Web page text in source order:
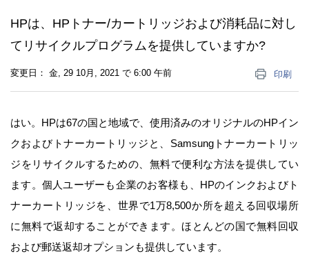
HPは、HPトナー/カートリッジおよび消耗品に対し
てリサイクルプログラムを提供していますか?
印刷
変更日： 金, 29 10月, 2021 で 6:00 午前
はい。 HPは67の国と地域で、使用済みのオリジナルのHPイン
クおよびトナーカートリッジと、 Samsungトナーカートリッ
ジをリサイクルするための、無料で便利な方法を提供してい
ます。個人ユーザーも企業のお客様も、 HPのインクおよびト
ナーカートリッジを、世界で1万8,500か所を超える回収場所
に無料で返却することができます。ほとんどの国で無料回収
および郵送返却オプションも提供しています。